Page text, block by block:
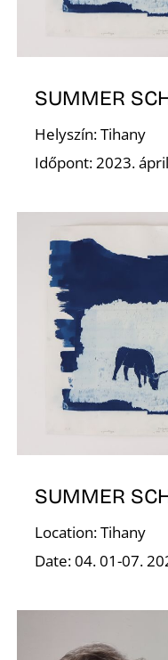
SUMMER
Helyszín: Tihany
Időpont: 2023.
SUMMER
Location: Tihany
Date: 04. 01-07.